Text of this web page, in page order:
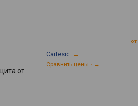
от
от
Cartesio →
Сравнить цены 1 →